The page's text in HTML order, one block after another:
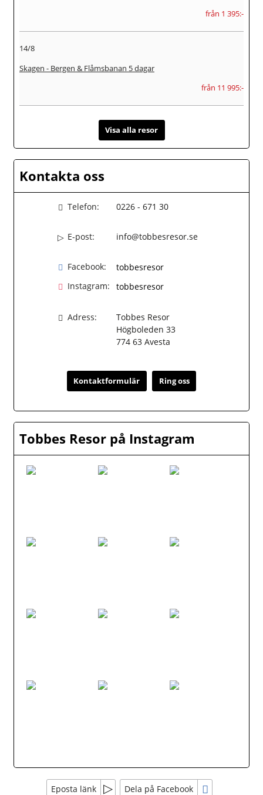
från 1 395:-
14/8
Skagen - Bergen & Flåmsbanan 5 dagar
från 11 995:-
Visa alla resor
Kontakta oss
Telefon: 0226 - 671 30
E-post: info@tobbesresor.se
Facebook:
tobbesresor
Instagram:
tobbesresor
Adress:
Tobbes Resor
Högboleden 33
774 63 Avesta
Kontaktformulär Ring oss
Tobbes Resor på Instagram
Eposta länk Dela på Facebook